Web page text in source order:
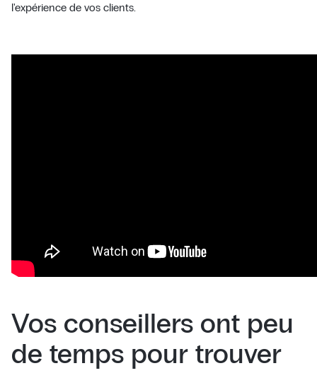
l'expérience de vos clients.
Vos conseillers ont peu
de temps pour trouver